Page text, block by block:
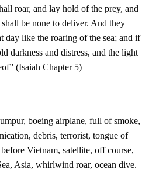
roar, and lay hold of the prey, and
be none to deliver. And they
day like the roaring of the sea; and if
darkness and distress, and the light
(Isaiah Chapter 5)
boeing airplane, full of smoke,
debris, terrorist, tongue of
Vietnam, satellite, off course,
Asia, whirlwind roar, ocean dive.